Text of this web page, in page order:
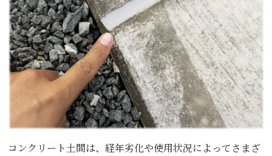
コンクリート土間は、経年劣化や使用状況によってさまざ